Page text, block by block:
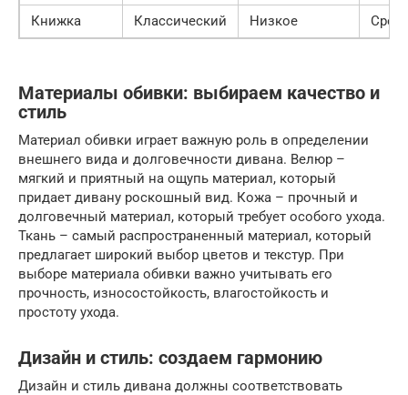
Книжка
Классический Низкое
Материалы обивки: выбираем качество и
стиль
Материал обивки играет важную роль в определении
внешнего вида и долговечности дивана. Велюр –
мягкий и приятный на ощупь материал, который
придает дивану роскошный вид. Кожа – прочный и
долговечный материал, который требует особого ухода.
Ткань – самый распространенный материал, который
предлагает широкий выбор цветов и текстур. При
выборе материала обивки важно учитывать его
прочность, износостойкость, влагостойкость и
простоту ухода.
Дизайн и стиль: создаем гармонию
Дизайн и стиль дивана должны соответствовать